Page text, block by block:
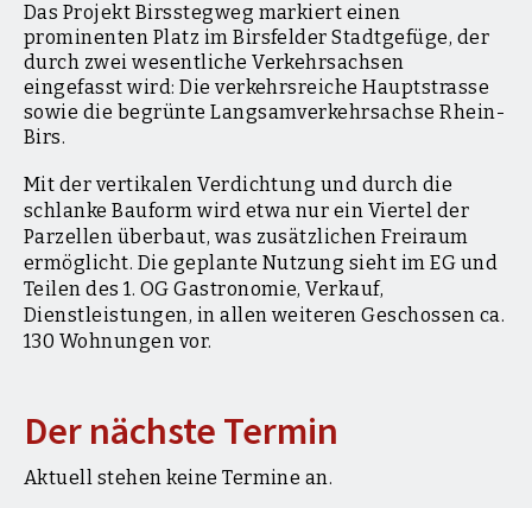
Das Projekt Birsstegweg markiert einen
prominenten Platz im Birsfelder Stadtgefüge, der
durch zwei wesentliche Verkehrsachsen
eingefasst wird: Die verkehrsreiche Hauptstrasse
sowie die begrünte Langsamverkehrsachse Rhein-
Birs.
Mit der vertikalen Verdichtung und durch die
schlanke Bauform wird etwa nur ein Viertel der
Parzellen überbaut, was zusätzlichen Freiraum
ermöglicht. Die geplante Nutzung sieht im EG und
Teilen des 1. OG Gastronomie, Verkauf,
Dienstleistungen, in allen weiteren Geschossen ca.
130 Wohnungen vor.
Der nächste Termin
Aktuell stehen keine Termine an.